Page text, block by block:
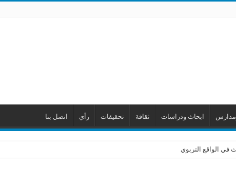
ابحاث ودراسات ثقافة تحقيقات رأي اتصل بنا
في الواقع التربوي